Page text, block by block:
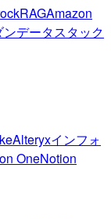
RAGAmazon
ンデータスタック
Alteryxインフォ
OneNotion